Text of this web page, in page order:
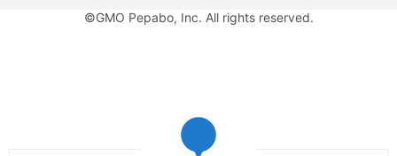
©GMO Pepabo, Inc. All rights reserved.